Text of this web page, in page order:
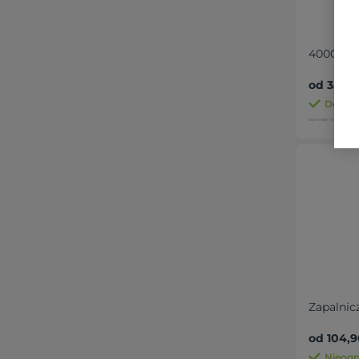
4000
od 35,37
od